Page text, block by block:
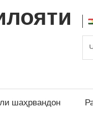
шаҳрвандон